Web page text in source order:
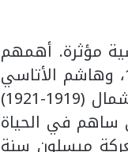
مؤثرة. أهمهم
شكري القوتلي، الذي أصبح أول رئيس لسوريا بعد الاستقلال سنة 1946، وهاشم الأتاسي
رئيس سوريا في فترات لاحقة. ومنهم أيضاً إبراهيم هنانو، قائد ثورة الشمال (1919-1921)
ساهم في الحياة
ميسلون سنة